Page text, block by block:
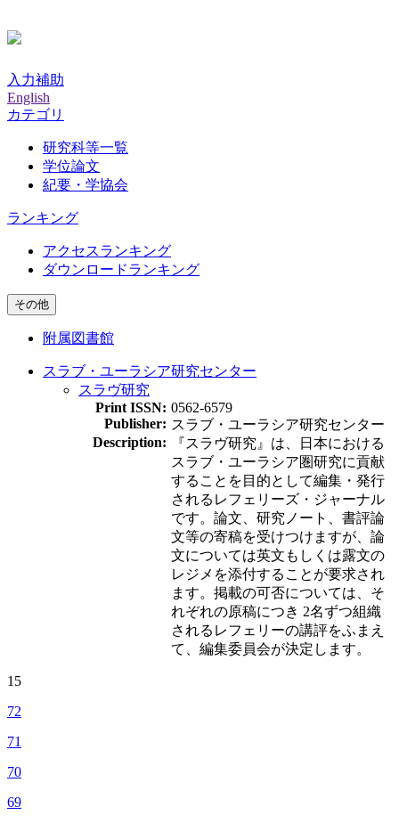
入力補助
English
カテゴリ
研究科等一覧
学位論文
紀要・学協会
ランキング
アクセスランキング
ダウンロードランキング
その他
附属図書館
スラブ・ユーラシア研究センター
スラヴ研究
Print ISSN: 0562-6579
Publisher: スラブ・ユーラシア研究センター
Description:
『スラヴ研究』は、日本における
スラブ・ユーラシア圏研究に貢献
することを目的として編集・発行
されるレフェリーズ・ジャーナル
です。論文、研究ノート、書評論
文等の寄稿を受けつけますが、論
文については英文もしくは露文の
レジメを添付することが要求され
ます。掲載の可否については、そ
れぞれの原稿につき 2名ずつ組織
されるレフェリーの講評をふまえ
て、編集委員会が決定します。
15
72
71
70
69